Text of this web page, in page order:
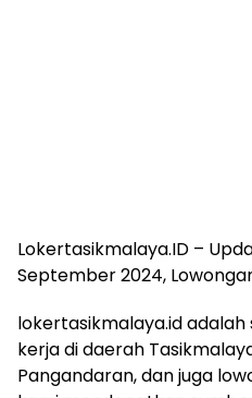
Lokertasikmalaya.ID –
September 2024,
lokertasikmalaya.id
kerja di daerah
Pangandaran, dan juga